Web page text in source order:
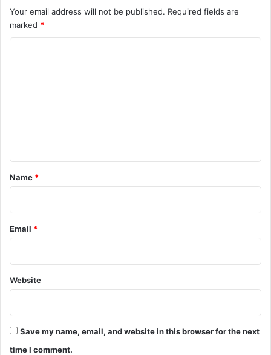
Your email address will not be published. Required fields are
marked *
*
Name *
Email *
Website
Save my name, email, and website in this browser for the next
time I comment.